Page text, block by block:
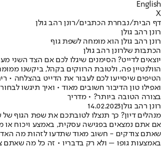
English
X
דף הבית/נבחרת הכתבים/רונן רהב גולן
רונן רהב גולן
רונן רהב גולן הוא מומחה לשפת גוף
הכתבות שלרונן רהב גולן
יוצאים לדייט? הסימנים שיגלו לכם אם הצד השני
הוולנטיין פה, ולטובת הרווקים בקהל, ביקשנו
הטיפים שיסייעו לכם לעבור את הדייט בהצלחה •
ואפילו טון הדיבור חשובים מאוד • ואיך תיגשו
בצורה הטובה ביותר? • מדריך
רונן רהב גולן14.02.2023
מנהלים דיון? כך תנצלו לטובתכם את שפת הגוף
אם אתם נמצאים בפגישה עסקית, באמצע ויכוח או
שאתם צודקים - חשוב מאוד שתדעו לזהות מה
באמצעות גופו – ולא רק בדבריו • זה כל מה שאתם